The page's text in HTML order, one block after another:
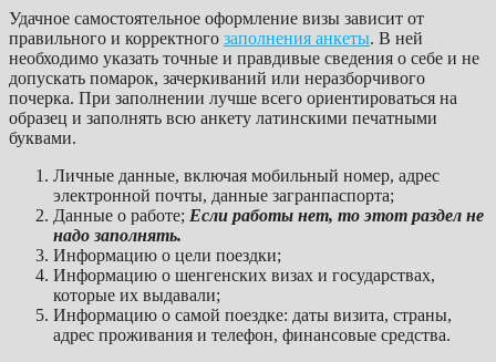
Удачное самостоятельное оформление визы зависит от
правильного и корректного заполнения анкеты. В ней
необходимо указать точные и правдивые сведения о себе и не
допускать помарок, зачеркиваний или неразборчивого
почерка. При заполнении лучше всего ориентироваться на
образец и заполнять всю анкету латинскими печатными
буквами.
Личные данные, включая мобильный номер, адрес
электронной почты, данные загранпаспорта;
Данные о работе; Если работы нет, то этот раздел не
надо заполнять.
Информацию о цели поездки;
Информацию о шенгенских визах и государствах,
которые их выдавали;
Информацию о самой поездке: даты визита, страны,
адрес проживания и телефон, финансовые средства.